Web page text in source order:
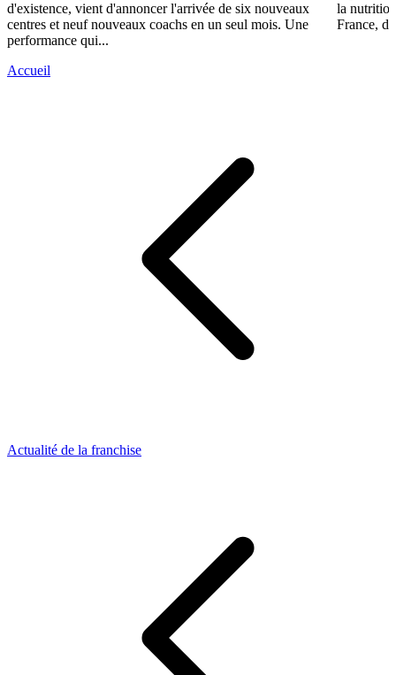
d'existence, vient d'annoncer l'arrivée de six nouveaux
centres et neuf nouveaux coachs en un seul mois. Une
performance qui...
la
France,
Accueil
Actualité de la franchise